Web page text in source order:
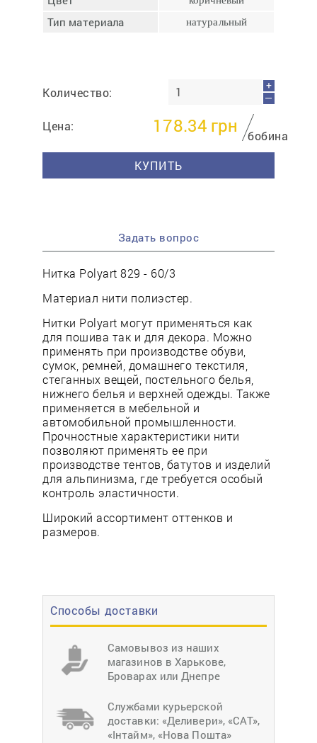
Способы доставки
Самовывоз из наших
магазинов в Харькове,
Броварах или Днепре
Службами курьерской
доставки: «Деливери», «САТ»,
«Інтайм», «Нова Пошта»
Тип материала натуральный
Количество:
+
—
Цена: 178.34 грн
бобина
КУПИТЬ
Задать вопрос
Нитка Polyart 829 - 60/3
Материал нити полиэстер.
Нитки Polyart могут применяться как
для пошива так и для декора. Можно
применять при производстве обуви,
сумок, ремней, домашнего текстиля,
стеганных вещей, постельного белья,
нижнего белья и верхней одежды. Также
применяется в мебельной и
автомобильной промышленности.
Прочностные характеристики нити
позволяют применять ее при
производстве тентов, батутов и изделий
для альпинизма, где требуется особый
контроль эластичности.
Широкий ассортимент оттенков и
размеров.